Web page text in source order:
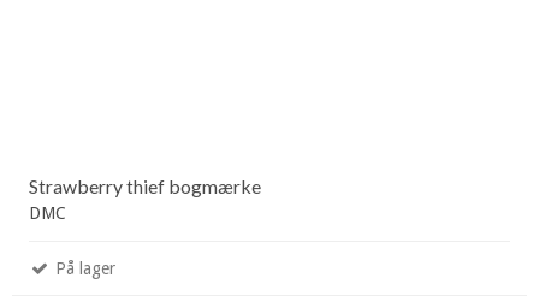
Strawberry thief bogmærke
DMC
På lager